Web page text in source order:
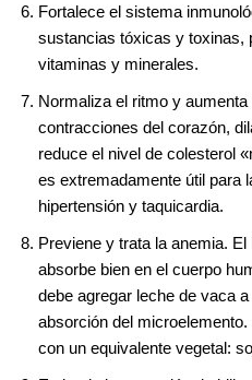
Fortalece el sistema
sustancias tóxicas y toxinas,
vitaminas y minerales.
Normaliza el ritmo y aumenta
contracciones del corazón,
reduce el nivel de colesterol
es extremadamente útil para
hipertensión y taquicardia.
Previene y trata la anemia.
absorbe bien en el cuerpo
debe agregar leche de vaca
absorción del
con un equivalente vegetal: